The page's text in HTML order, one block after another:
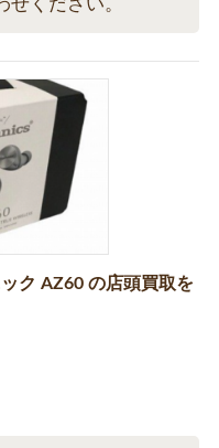
ください。
ク AZ60 の店頭買取を